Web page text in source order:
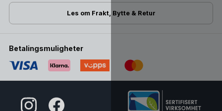
Les om Frakt, Bytte & Retur
Betalingsmuligheter